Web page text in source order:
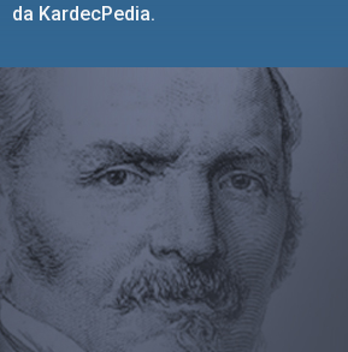
da KardecPedia.